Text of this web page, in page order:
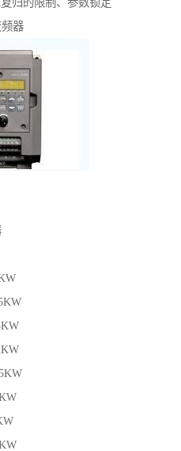
归的限制、参数锁定
器